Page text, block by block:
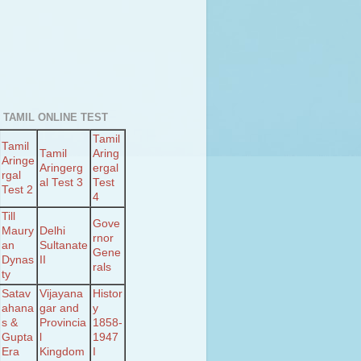
TAMIL ONLINE TEST
Tamil
Aringe
rgal
Test 2
Tamil
Aringerg
al Test 3
Tamil
Aring
ergal
Test
4
Till
Maury
an
Dynas
ty
Delhi
Sultanate
II
Gove
rnor
Gene
rals
Satav
ahana
s &
Gupta
Era
Vijayana
gar and
Provincia
l
Kingdom
Histor
y
1858-
1947
I